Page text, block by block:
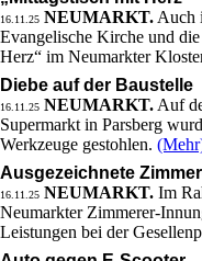
16.11.25 NEUMARKT. Auch
Evangelische Kirche und
Herz“ im Neumarkter
Diebe auf der Baustelle
16.11.25 NEUMARKT. Auf
Supermarkt in Parsberg
Werkzeuge gestohlen.
Ausgezeichnete
16.11.25 NEUMARKT. Im
Neumarkter Zimmerer-
Leistungen bei der